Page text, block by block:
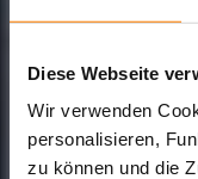
Diese Webseite
Wir verwenden
personalisieren,
zu können und die